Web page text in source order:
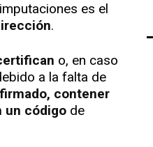
es el
.
o, en caso
a la falta de
firmado, contener
un código de